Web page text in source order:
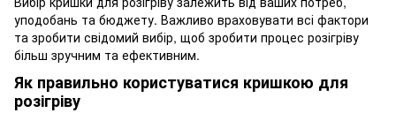
уподобань та бюджету. Важливо враховувати всі фактори
та зробити свідомий вибір, щоб зробити процес розігріву
більш зручним та ефективним.
Як правильно користуватися кришкою для
розігріву